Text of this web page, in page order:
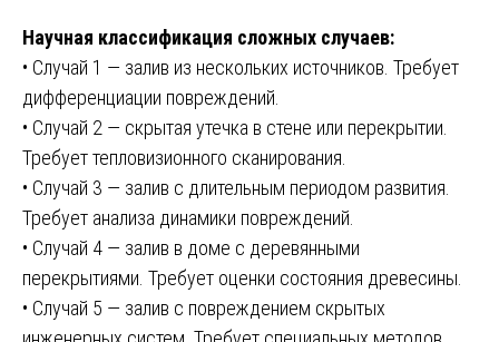
Научная классификация сложных случаев:
• Случай 1 — залив из нескольких источников. Требует
дифференциации повреждений.
• Случай 2 — скрытая утечка в стене или перекрытии.
Требует тепловизионного сканирования.
• Случай 3 — залив с длительным периодом развития.
Требует анализа динамики повреждений.
• Случай 4 — залив в доме с деревянными
перекрытиями. Требует оценки состояния древесины.
• Случай 5 — залив с повреждением скрытых